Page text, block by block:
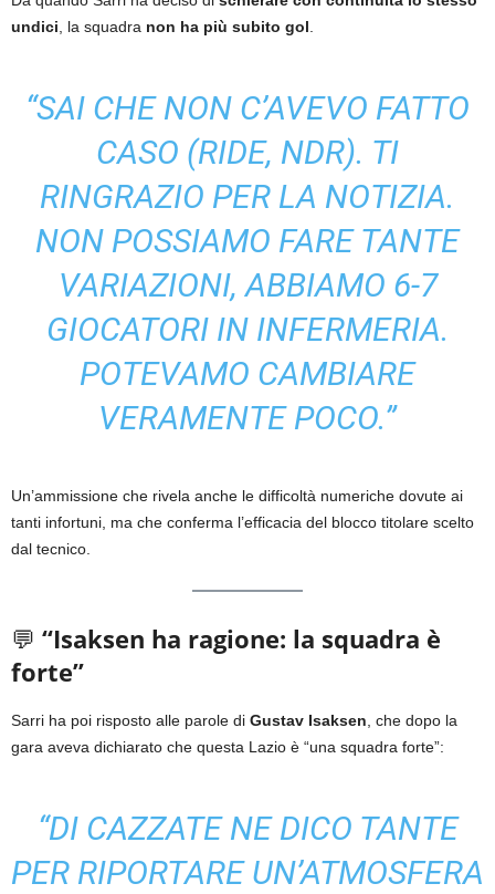
undici , la squadra non ha più subito gol
“SAI CHE NON C’AVEVO FATTO
CASO (RIDE, NDR). TI
RINGRAZIO PER LA NOTIZIA.
NON POSSIAMO FARE TANTE
VARIAZIONI, ABBIAMO 6-7
GIOCATORI IN INFERMERIA.
POTEVAMO CAMBIARE
VERAMENTE POCO.”
Un’ammissione che rivela anche le difficoltà numeriche dovute ai
tanti infortuni, ma che conferma l’efficacia del blocco titolare scelto
dal tecnico.
💬 “Isaksen ha ragione: la squadra è
forte”
Sarri ha poi risposto alle parole di Gustav Isaksen , che dopo la
gara aveva dichiarato che questa Lazio è “una squadra forte”:
“DI CAZZATE NE DICO TANTE
PER RIPORTARE UN’ATMOSFERA